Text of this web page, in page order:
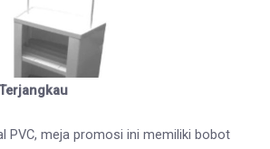
PVC, meja promosi ini memiliki bobot